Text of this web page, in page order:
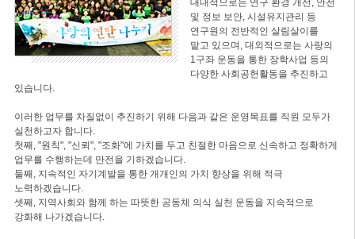
대내적으로는 연구 환경 개선, 안전
및 정보 보안, 시설유지관리 등
연구원의 전반적인 살림살이를
맡고 있으며, 대외적으로는 사랑의
1구좌 운동을 통한 장학사업 등의
다양한 사회공헌활동을 추진하고
있습니다.
이러한 업무를 차질없이 추진하기 위해 다음과 같은 운영목표를 직원 모두가
실천하고자 합니다.
첫째, "원칙", "신뢰", "조화"에 가치를 두고 친절한 마음으로 신속하고 정확하게
업무를 수행하는데 만전을 기하겠습니다.
둘째, 지속적인 자기계발을 통한 개개인의 가치 향상을 위해 적극
노력하겠습니다.
셋째, 지역사회와 함께 하는 따뜻한 공동체 의식 실천 운동을 지속적으로
강화해 나가겠습니다.